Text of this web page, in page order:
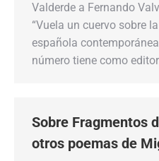
Valderde a Fernando
“Vuela un cuervo sobre
española
número tiene como
Sobre Fragmentos
otros poemas de